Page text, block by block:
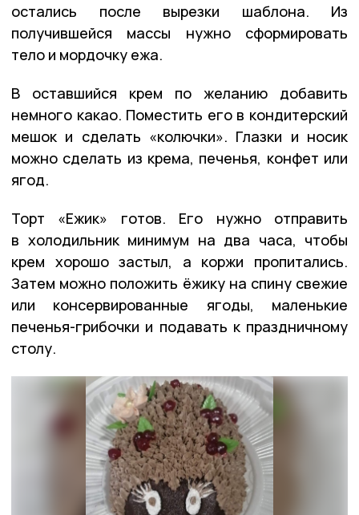
остались после вырезки шаблона. Из
получившейся массы нужно сформировать
тело и мордочку ежа.
В оставшийся крем по желанию добавить
немного какао. Поместить его в кондитерский
мешок и сделать «колючки». Глазки и носик
можно сделать из крема, печенья, конфет или
ягод.
Торт «Ежик» готов. Его нужно отправить
в холодильник минимум на два часа, чтобы
крем хорошо застыл, а коржи пропитались.
Затем можно положить ёжику на спину свежие
или консервированные ягоды, маленькие
печенья-грибочки и подавать к праздничному
столу.